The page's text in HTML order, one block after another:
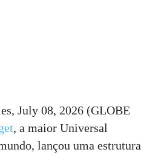
July 08, 2026 (GLOBE
, a maior Universal
lançou uma estrutura